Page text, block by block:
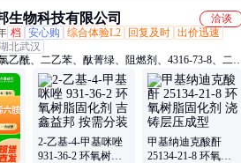
生物科技有限公司
洽谈
档 安心购 综合体验L2 回复及时 出价迅速
北武汉
乙酰、二乙苯、酞菁绿、阻燃剂、4316-73-8、二戊
锂、4861-19-2、大理石、1192-62-7、羊脂酸、
氢、8002-74-2、7782-61-8、龙脑油、2842-44-6、聚
二醇、聚醚f68、磺化油、1310-58-3
2-乙基-4-甲基咪唑
931-36-2 环氧树脂
甲基纳迪克酸酐
25134-21-8 环氧树